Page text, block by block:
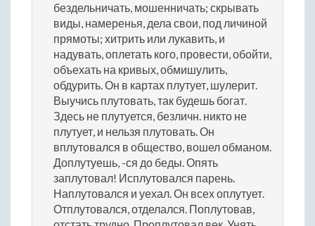
бездельничать, мошенничать; скрывать
виды, намеренья, дела свои, под личиной
прямоты; хитрить или лукавить, и
надувать, оплетать кого, провести, обойти,
объехать на кривых, обмишулить,
обдурить. Он в картах плутует, шулерит.
Выучись плутовать, так будешь богат.
Здесь не плутуется, безличн. никто не
плутует, и нельзя плутовать. Он
вплутовался в общество, вошел обманом.
Доплутуешь, -ся до беды. Опять
заплутовал! Исплутовался парень.
Наплутовался и уехал. Он всех оплутует.
Отплутовался, отделался. Поплутовав,